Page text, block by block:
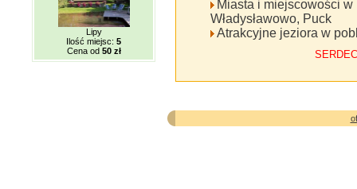
Lipy
Ilość miejsc: 5
Cena od 50 zł
Miasta i miejscowości
Władysławowo, Puck
Atrakcyjne jeziora w